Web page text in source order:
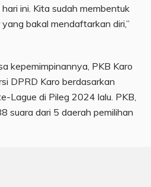
ini. Kita sudah membentuk
bakal mendaftarkan diri,”
kepemimpinannya, PKB Karo
DPRD Karo berdasarkan
Lague di Pileg 2024 lalu. PKB,
suara dari 5 daerah pemilihan